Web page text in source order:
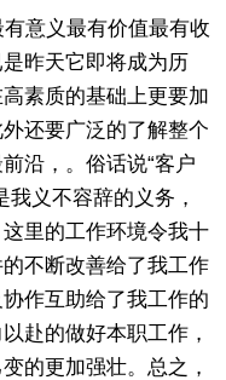
意义最有价值最有收
昨天它即将成为历
素质的基础上更要加
还要广泛的了解整个
沿，。俗话说“客户
义不容辞的义务，
里的工作环境令我十
不断改善给了我工作
作互助给了我工作的
赴的做好本职工作，
的更加强壮。总之，